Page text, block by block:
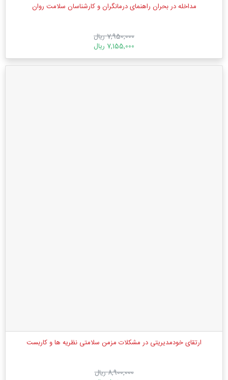
مداخله در بحران راهنمای درمانگران و کارشناسان سلامت روان
7,950,000 ریال
7,155,000 ریال
ارتقای خودمدیریتی در مشکلات مزمن سلامتی نظریه ‌ها و کاربست‌
8,900,000 ریال